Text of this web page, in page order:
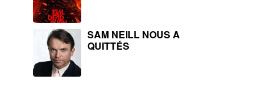
SAM NEILL NOUS A
QUITTÉS